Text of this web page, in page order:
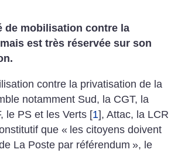
de mobilisation contre la
est très réservée sur son
contre la privatisation de la
notamment Sud, la CGT, la
le PS et les Verts [1], Attac, la LCR
que « les citoyens doivent
La Poste par référendum », le